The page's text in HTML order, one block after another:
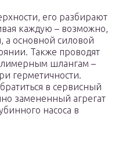
его разбирают
каждую – возможно,
а основной силовой
Также проводят
шлангам –
герметичности.
в сервисный
замененный агрегат
насоса в